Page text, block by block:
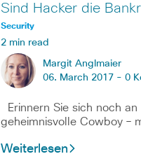
Sind Hacker die
Security
2 min read
Margit Anglmaier
06. March 2017 - 0
Erinnern Sie sich noch
geheimnisvolle Cowboy –
Weiterlesen